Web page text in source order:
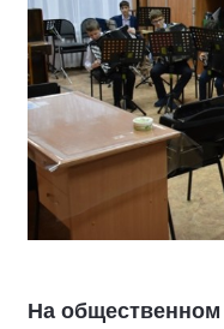
На общественном